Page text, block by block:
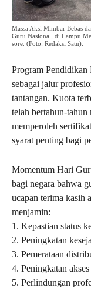
Massa Aksi Mimbar Bebas
Guru Nasional, di Lampu
sore. (Foto: Redaksi Satu).
Program
sebagai jalur
tantangan. Kuota
telah bertahun-tahun
memperoleh
syarat penting bagi
Momentum Hari
bagi negara bahwa
ucapan terima kasih
menjamin:
1. Kepastian status
2. Peningkatan
3. Pemerataan
4. Peningkatan
5. Perlindungan